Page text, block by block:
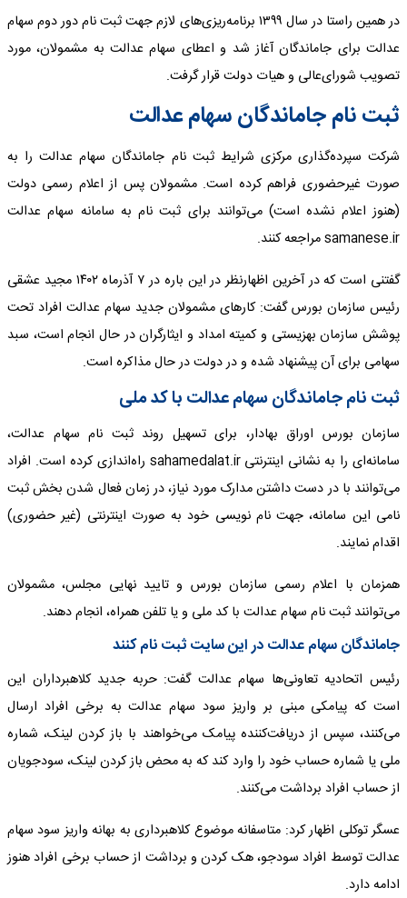
در همین راستا در سال ۱۳۹۹ برنامه‌ریزی‌های لازم جهت ثبت نام دور دوم سهام
عدالت برای جاماندگان آغاز شد و اعطای سهام عدالت به مشمولان، مورد
تصویب شورای‌عالی و هیات دولت قرار گرفت.
ثبت نام جاماندگان سهام عدالت
شرکت سپرده‌گذاری مرکزی شرایط ثبت نام جاماندگان سهام عدالت را به
صورت غیرحضوری فراهم کرده است. مشمولان پس از اعلام رسمی دولت
(هنوز اعلام نشده است) می‌توانند برای ثبت نام به سامانه سهام عدالت
samanese.ir مراجعه کنند.
گفتنی است که در آخرین اظهارنظر در این باره در ۷ آذرماه ۱۴۰۲ مجید عشقی
رئیس سازمان بورس گفت: کار‌های مشمولان جدید سهام عدالت افراد تحت
پوشش سازمان بهزیستی و کمیته امداد و ایثارگران در حال انجام است، سبد
سهامی برای آن پیشنهاد شده و در دولت در حال مذاکره است.
ثبت نام جاماندگان سهام عدالت با کد ملی
سازمان بورس اوراق بهادار، برای تسهیل روند ثبت نام سهام عدالت،
سامانه‌ای را به نشانی اینترنتی sahamedalat.ir راه‌اندازی کرده است. افراد
می‌توانند با در دست داشتن مدارک مورد نیاز، در زمان فعال شدن بخش ثبت
نامی این سامانه، جهت نام نویسی خود به صورت اینترنتی (غیر حضوری)
اقدام نمایند.
همزمان با اعلام رسمی سازمان بورس و تایید نهایی مجلس، مشمولان
می‌توانند ثبت نام سهام عدالت با کد ملی و یا تلفن همراه، انجام دهند.
جاماندگان سهام عدالت در این سایت ثبت نام کنند
رئیس اتحادیه تعاونی‌ها سهام عدالت گفت: حربه جدید کلاهبرداران این
است که پیامکی مبنی بر واریز سود سهام عدالت به برخی افراد ارسال
می‌کنند، سپس از دریافت‌کننده پیامک می‌خواهند با باز کردن لینک، شماره
ملی یا شماره حساب خود را وارد کند که به محض باز کردن لینک، سودجویان
از حساب افراد برداشت می‌کنند.
عسگر توکلی اظهار کرد: متاسفانه موضوع کلاهبرداری به بهانه واریز سود سهام
عدالت توسط افراد سودجو، هک کردن و برداشت از حساب برخی افراد هنوز
ادامه دارد.